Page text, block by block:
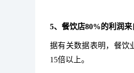
5、餐饮店80%的利润
据有关数据表明， 餐饮
15倍以上。